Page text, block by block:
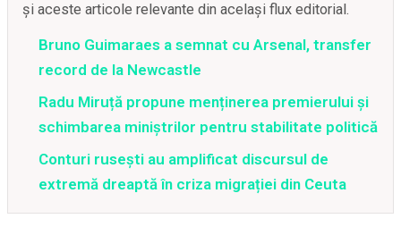
și aceste articole relevante din același flux editorial.
Bruno Guimaraes a semnat cu Arsenal, transfer
record de la Newcastle
Radu Miruță propune menținerea premierului și
schimbarea miniștrilor pentru stabilitate politică
Conturi rusești au amplificat discursul de
extremă dreaptă în criza migrației din Ceuta